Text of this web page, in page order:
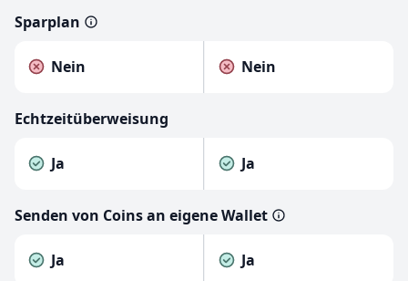
Sparplan
Nein Nein
Echtzeitüberweisung
Ja Ja
Senden von Coins an eigene Wallet
Ja Ja